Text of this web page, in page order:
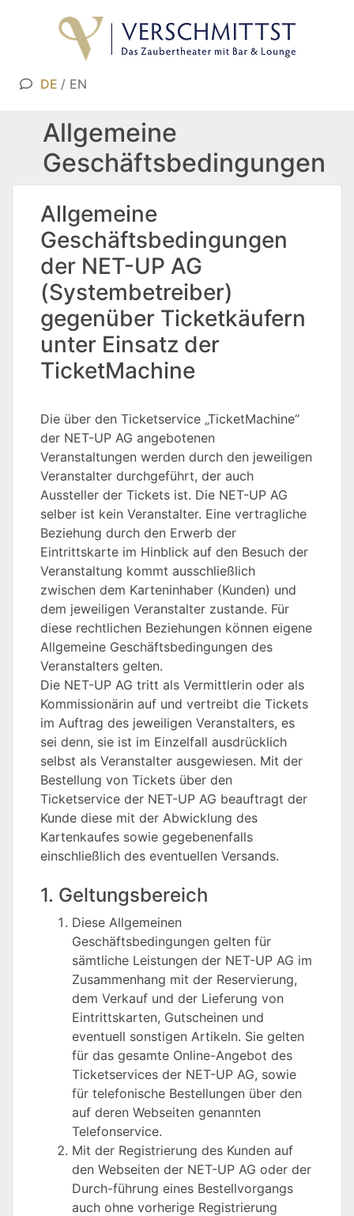
DE / EN
Allgemeine
Geschäftsbedingungen
Allgemeine
Geschäftsbedingungen
der NET-UP AG
(Systembetreiber)
gegenüber Ticketkäufern
unter Einsatz der
TicketMachine
Die über den Ticketservice „TicketMachine“
der NET-UP AG angebotenen
Veranstaltungen werden durch den jeweiligen
Veranstalter durchgeführt, der auch
Aussteller der Tickets ist. Die NET-UP AG
selber ist kein Veranstalter. Eine vertragliche
Beziehung durch den Erwerb der
Eintrittskarte im Hinblick auf den Besuch der
Veranstaltung kommt ausschließlich
zwischen dem Karteninhaber (Kunden) und
dem jeweiligen Veranstalter zustande. Für
diese rechtlichen Beziehungen können eigene
Allgemeine Geschäftsbedingungen des
Veranstalters gelten.
Die NET-UP AG tritt als Vermittlerin oder als
Kommissionärin auf und vertreibt die Tickets
im Auftrag des jeweiligen Veranstalters, es
sei denn, sie ist im Einzelfall ausdrücklich
selbst als Veranstalter ausgewiesen. Mit der
Bestellung von Tickets über den
Ticketservice der NET-UP AG beauftragt der
Kunde diese mit der Abwicklung des
Kartenkaufes sowie gegebenenfalls
einschließlich des eventuellen Versands.
1. Geltungsbereich
Diese Allgemeinen
Geschäftsbedingungen gelten für
sämtliche Leistungen der NET-UP AG im
Zusammenhang mit der Reservierung,
dem Verkauf und der Lieferung von
Eintrittskarten, Gutscheinen und
eventuell sonstigen Artikeln. Sie gelten
für das gesamte Online-Angebot des
Ticketservices der NET-UP AG, sowie
für telefonische Bestellungen über den
auf deren Webseiten genannten
Telefonservice.
Mit der Registrierung des Kunden auf
den Webseiten der NET-UP AG oder der
Durch-führung eines Bestellvorgangs
auch ohne vorherige Registrierung